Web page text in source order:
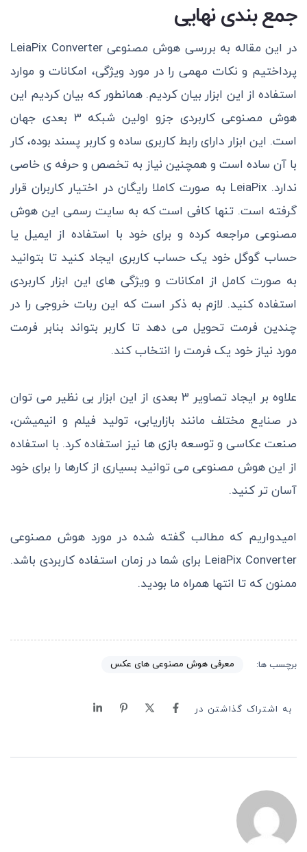
جمع بندی نهایی
در این مقاله به بررسی هوش مصنوعی LeiaPix Converter
پرداختیم و نکات مهمی را در مورد ویژگی، امکانات و موارد
استفاده از این ابزار بیان کردیم. همانطور که بیان کردیم این
هوش مصنوعی کاربردی جزو اولین شبکه ۳ بعدی جهان
است. این ابزار دارای رابط کاربری ساده و کاربر پسند بوده، کار
با آن ساده است و همچنین نیاز به تخصص و حرفه ی خاصی
ندارد. LeiaPix به صورت کاملا رایگان در اختیار کاربران قرار
گرفته است. تنها کافی است که به سایت رسمی این هوش
مصنوعی مراجعه کرده و برای خود با استفاده از ایمیل یا
حساب گوگل خود یک حساب کاربری ایجاد کنید تا بتوانید
به صورت کامل از امکانات و ویژگی های این ابزار کاربردی
استفاده کنید. لازم به ذکر است که این ربات خروجی را در
چندین فرمت تحویل می دهد تا کاربر بتواند بنابر فرمت
مورد نیاز خود یک فرمت را انتخاب کند.
علاوه بر ایجاد تصاویر ۳ بعدی از این ابزار بی نظیر می توان
در صنایع مختلف مانند بازاریابی، تولید فیلم و انیمیشن،
صنعت عکاسی و توسعه بازی ها نیز استفاده کرد. با استفاده
از این هوش مصنوعی می توانید بسیاری از کارها را برای خود
آسان تر کنید.
امیدواریم که مطالب گفته شده در مورد هوش مصنوعی
LeiaPix Converter برای شما در زمان استفاده کاربردی باشد.
ممنون که تا انتها همراه ما بودید.
برچسب ها: معرفی هوش مصنوعی های عکس
به اشتراک گذاشتن در